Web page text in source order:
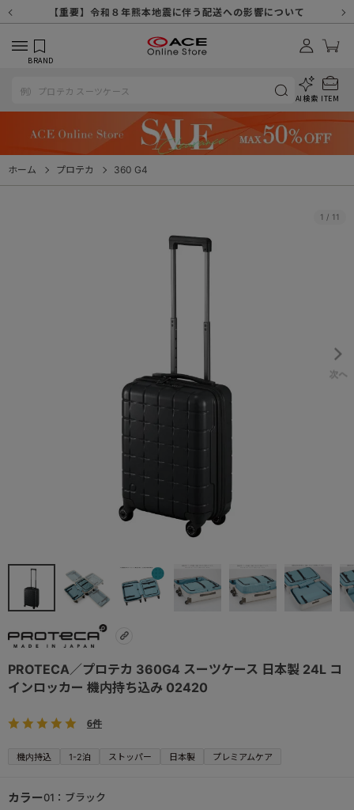
【重要】8/11（火・祝）休業及び配送スケジュールについて
【重要】令和８年熊本地震に伴う配送への影響について
【重要】納品書・領収書ペーパーレス化（電子化）のお知らせ
【重要】天候不良や交通状況・物量増等に伴う配送への影響について
【重要】悪質な詐欺サイトにご注意ください
【重要】各種メールが届かない場合に関しまして
【重要】お問い合わせのご対応に関しまして
【重要】SNSのなりすまし詐欺にご注意ください
BRAND
AI検索 ITEM
ホーム プロテカ 360 G4
1 / 11
PROTECA／プロテカ 360G4 スーツケース 日本製 24L コ
インロッカー 機内持ち込み 02420
6件
機内持込 1-2泊 ストッパー 日本製 プレミアムケア
カラー01：ブラック